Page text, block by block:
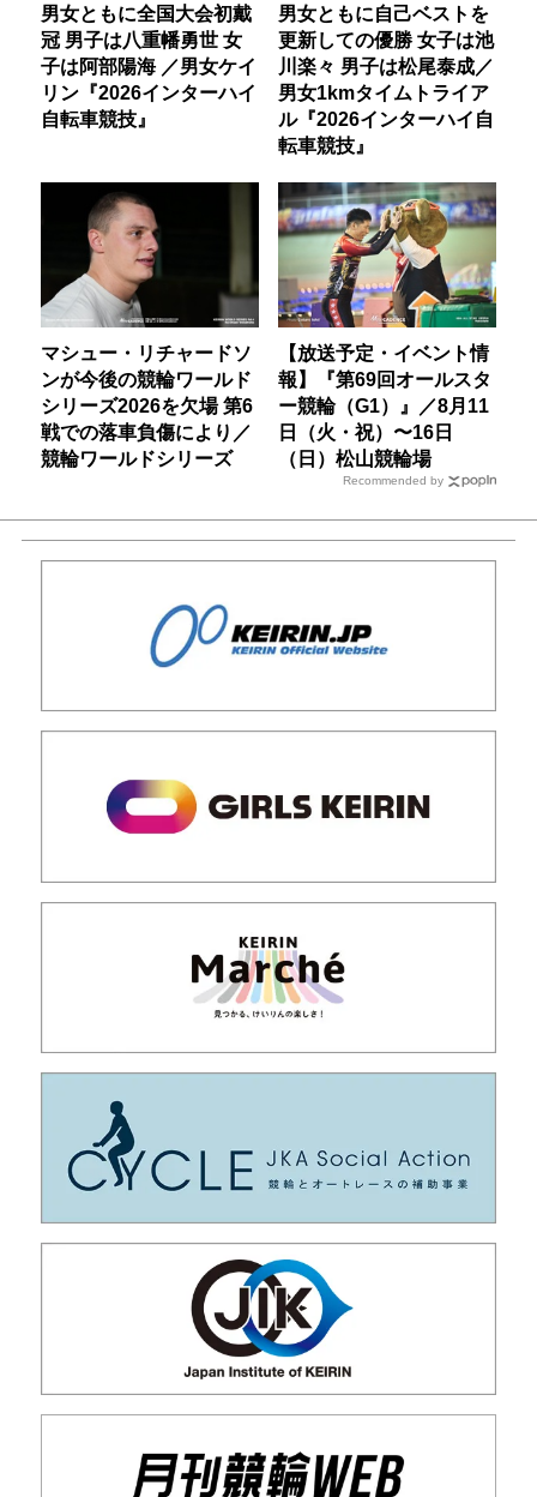
男女ともに全国大会初戴
冠 男子は八重幡勇世 女
子は阿部陽海 ／男女ケイ
リン『2026インターハイ
自転車競技』
男女ともに自己ベストを
更新しての優勝 女子は池
川楽々 男子は松尾泰成／
男女1kmタイムトライア
ル『2026インターハイ自
転車競技』
マシュー・リチャードソ
ンが今後の競輪ワールド
シリーズ2026を欠場 第6
戦での落車負傷により／
競輪ワールドシリーズ
【放送予定・イベント情
報】『第69回オールスタ
ー競輪（G1）』／8月11
日（火・祝）〜16日
（日）松山競輪場
Recommended by